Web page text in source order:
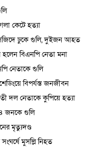
কেটে হত্যা
ঢুকে গুলি, দুইজন আহত
হলেন বিএনপি নেতা মনা
নেতাকে গুলি
বিপর্যস্ত জনজীবন
দল নেতাকে কুপিয়ে হত্যা
জনকে গুলি
মৃত্যুদণ্ড
মুসল্লি নিহত